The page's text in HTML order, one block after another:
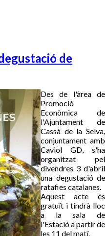
de
Des de l'àrea de
Promoció
Econòmica de
l'Ajuntament de
Cassà de la Selva,
conjuntament amb
Caviol GD, s'ha
organitzat pel
divendres 3 d'abril
una degustació de
ratafies catalanes.
Aquest acte és
gratuït i tindrà lloc
a la sala de
l'Estació a partir de
les 11 del matí.